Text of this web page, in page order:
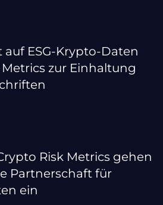
auf ESG-Krypto-Daten
zur Einhaltung
Risk Metrics gehen
Partnerschaft für
ein